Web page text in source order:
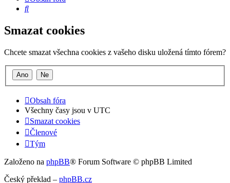
Hledat
Smazat cookies
Chcete smazat všechna cookies z vašeho disku uložená tímto fórem?
Obsah fóra
Všechny časy jsou v UTC
Smazat cookies
Členové
Tým
Založeno na phpBB® Forum Software © phpBB Limited
Český překlad – phpBB.cz